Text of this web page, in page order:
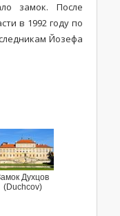
замок. После
в 1992 году по
Йозефа
Духцов
(Duchcov)